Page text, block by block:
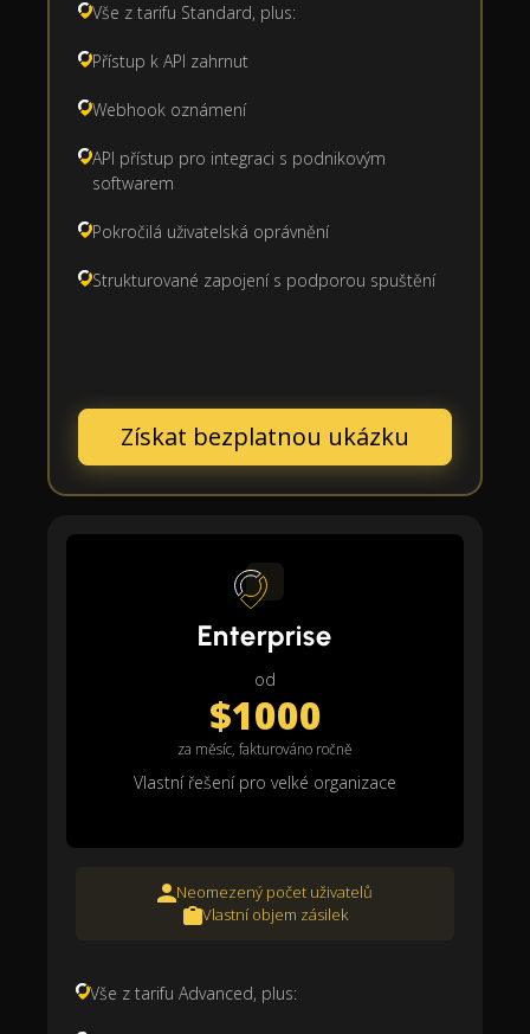
Vše z tarifu Standard, plus:
Přístup k API zahrnut
Webhook oznámení
API přístup pro integraci s podnikovým
softwarem
Pokročilá uživatelská oprávnění
Strukturované zapojení s podporou spuštění
Získat bezplatnou ukázku
Enterprise
od
$1000
za měsíc, fakturováno ročně
Vlastní řešení pro velké organizace
Neomezený počet uživatelů
Vlastní objem zásilek
Vše z tarifu Advanced, plus: